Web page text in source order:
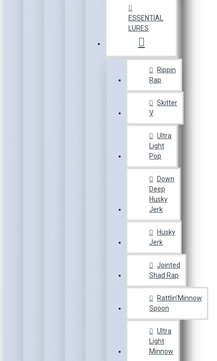
ESSENTIAL
LURES
Rippin
Rap
Skitter
V
Ultra
Light
Pop
Down
Deep
Husky
Jerk
Husky
Jerk
Jointed
Shad Rap
Rattlin’Minnow
Spoon
Ultra
Light
Minnow